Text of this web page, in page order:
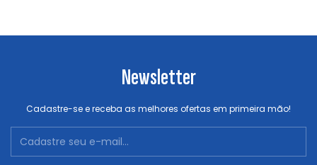
Newsletter
Cadastre-se e receba as melhores ofertas em primeira mão!